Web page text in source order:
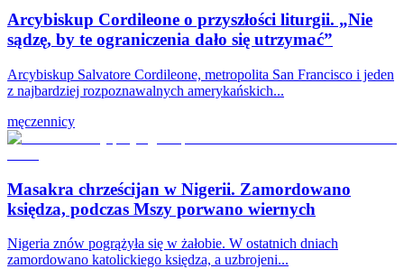
Arcybiskup Cordileone o przyszłości liturgii. „Nie
sądzę, by te ograniczenia dało się utrzymać”
Arcybiskup Salvatore Cordileone, metropolita San Francisco i jeden
z najbardziej rozpoznawalnych amerykańskich...
męczennicy
Masakra chrześcijan w Nigerii. Zamordowano
księdza, podczas Mszy porwano wiernych
Nigeria znów pogrążyła się w żałobie. W ostatnich dniach
zamordowano katolickiego księdza, a uzbrojeni...